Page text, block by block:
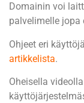
Domainin voi
palvelimelle jopa
Ohjeet eri
artikkelista.
Oheisella